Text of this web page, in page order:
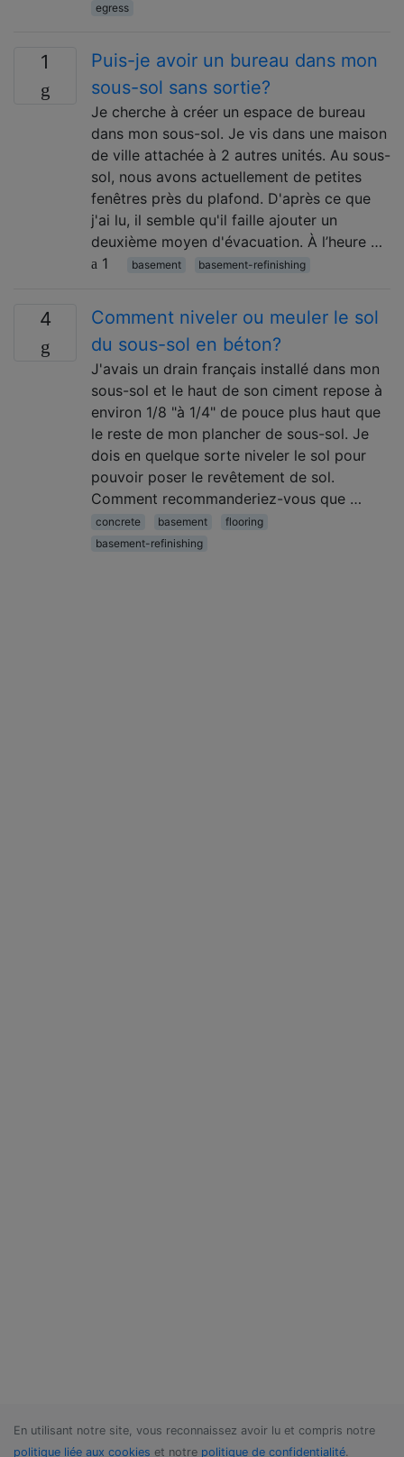
egress
1
Puis-je avoir un bureau dans mon
sous-sol sans sortie?
Je cherche à créer un espace de bureau
dans mon sous-sol. Je vis dans une maison
de ville attachée à 2 autres unités. Au sous-
sol, nous avons actuellement de petites
fenêtres près du plafond. D'après ce que
j'ai lu, il semble qu'il faille ajouter un
deuxième moyen d'évacuation. À l’heure …
1
basement basement-refinishing
4
Comment niveler ou meuler le sol
du sous-sol en béton?
J'avais un drain français installé dans mon
sous-sol et le haut de son ciment repose à
environ 1/8 "à 1/4" de pouce plus haut que
le reste de mon plancher de sous-sol. Je
dois en quelque sorte niveler le sol pour
pouvoir poser le revêtement de sol.
Comment recommanderiez-vous que …
concrete basement
flooring
basement-refinishing
En utilisant notre site, vous reconnaissez avoir lu et compris notre
politique liée aux cookies et notre politique de confidentialité.